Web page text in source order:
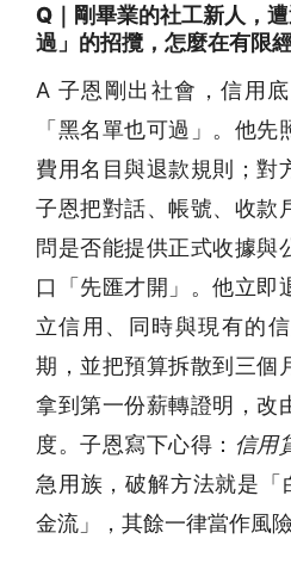
Q｜剛畢業的社工新人，
過」的招攬，怎麼在有限
A 子恩剛出社會，信用
「黑名單也可過」。他先
費用名目與退款規則；對
子恩把對話、帳號、收款
問是否能提供正式收據與
口「先匯才開」。他立即
立信用、同時與現有的
期，並把預算拆散到三個
拿到第一份薪轉證明，改
度。子恩寫下心得： 信用
急用族，破解方法就是
金流」，其餘一律當作風險